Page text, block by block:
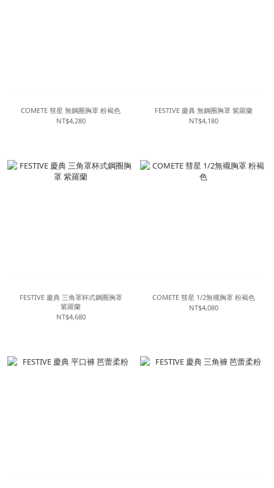
COMETE 彗星 無鋼圈胸罩 粉褐色
NT$4,280
FESTIVE 慶典 無鋼圈胸罩 紫羅蘭
NT$4,180
FESTIVE 慶典 三角罩杯式鋼圈胸罩
紫羅蘭
NT$4,680
COMETE 彗星 1/2無襯胸罩 粉褐色
NT$4,080